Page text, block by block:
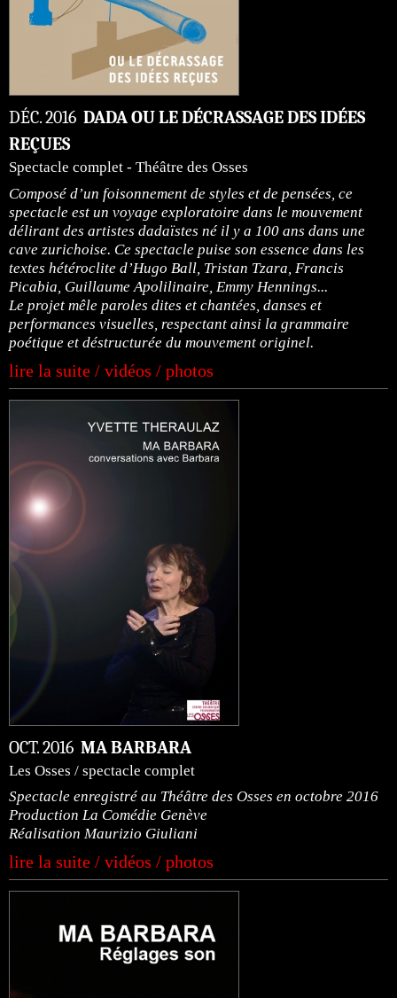
DÉC. 2016 DADA OU LE DÉCRASSAGE DES IDÉES
REÇUES
Spectacle complet - Théâtre des Osses
Composé d’un foisonnement de styles et de pensées, ce
spectacle est un voyage exploratoire dans le mouvement
délirant des artistes dadaïstes né il y a 100 ans dans une
cave zurichoise. Ce spectacle puise son essence dans les
textes hétéroclite d’Hugo Ball, Tristan Tzara, Francis
Picabia, Guillaume Apolilinaire, Emmy Hennings...
Le projet mêle paroles dites et chantées, danses et
performances visuelles, respectant ainsi la grammaire
poétique et déstructurée du mouvement originel.
lire la suite / vidéos / photos
OCT. 2016 MA BARBARA
Les Osses / spectacle complet
Spectacle enregistré au Théâtre des Osses en octobre 2016
Production La Comédie Genève
Réalisation Maurizio Giuliani
lire la suite / vidéos / photos